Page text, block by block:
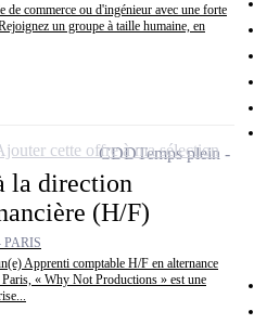
de commerce ou d'ingénieur avec une forte
un groupe à taille humaine, en
la direction
(H/F)
PARIS
Apprenti comptable H/F en alternance
« Why Not Productions » est une
CDDTemps plein
cette offre à ma sélection